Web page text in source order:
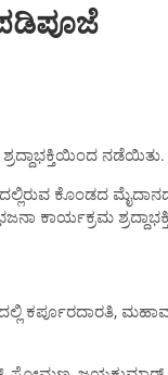
ನಡೆಯಿತು.
ಕೊಂಡದ
ಕಾರ್ಯಕ್ರಮ
ಕರ್ಪೂರದಾರತಿ,